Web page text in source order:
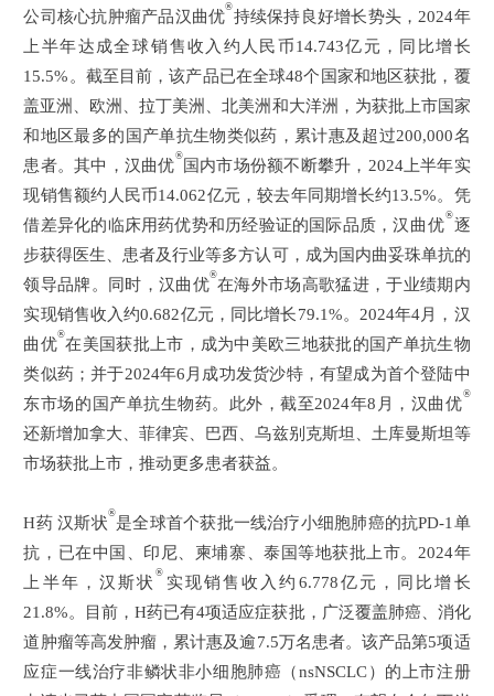
公司核心抗肿瘤产品汉曲优
®
持续保持良好增长势头，2024年
上半年达成全球销售收入约人民币14.743亿元，同比增长
15.5%。截至目前，该产品已在全球48个国家和地区获批，覆
盖亚洲、欧洲、拉丁美洲、北美洲和大洋洲，为获批上市国家
和地区最多的国产单抗生物类似药，累计惠及超过200,000名
患者。其中，汉曲优
®
国内市场份额不断攀升，2024上半年实
现销售额约人民币14.062亿元，较去年同期增长约13.5%。凭
借差异化的临床用药优势和历经验证的国际品质，汉曲优
®
逐
步获得医生、患者及行业等多方认可，成为国内曲妥珠单抗的
领导品牌。同时，汉曲优
®
在海外市场高歌猛进，于业绩期内
实现销售收入约0.682亿元，同比增长79.1%。2024年4月，汉
曲优
®
在美国获批上市，成为中美欧三地获批的国产单抗生物
类似药；并于2024年6月成功发货沙特，有望成为首个登陆中
东市场的国产单抗生物药。此外，截至2024年8月，汉曲优
®
还新增加拿大、菲律宾、巴西、乌兹别克斯坦、土库曼斯坦等
市场获批上市，推动更多患者获益。
H药 汉斯状
®
是全球首个获批一线治疗小细胞肺癌的抗PD-1单
抗，已在中国、印尼、柬埔寨、泰国等地获批上市。2024年
上半年，汉斯状
®
实现销售收入约6.778亿元，同比增长
21.8%。目前，H药已有4项适应症获批，广泛覆盖肺癌、消化
道肿瘤等高发肿瘤，累计惠及逾7.5万名患者。该产品第5项适
应症一线治疗非鳞状非小细胞肺癌（nsNSCLC）的上市注册